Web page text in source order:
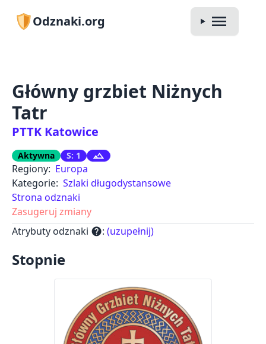
Odznaki.org
Główny grzbiet Niżnych
Tatr
PTTK Katowice
Aktywna S: 1
Regiony: Europa
Kategorie: Szlaki długodystansowe
Strona odznaki
Zasugeruj zmiany
Atrybuty odznaki help: (uzupełnij)
Stopnie